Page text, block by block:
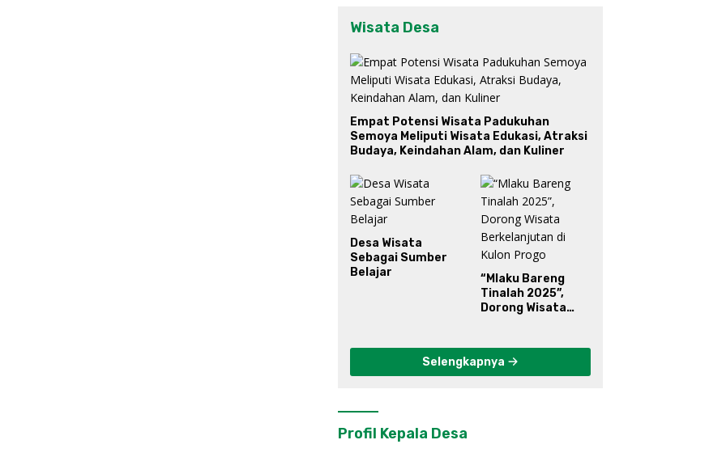
Wisata Desa
Empat Potensi Wisata Padukuhan
Semoya Meliputi Wisata Edukasi, Atraksi
Budaya, Keindahan Alam, dan Kuliner
Desa Wisata
Sebagai Sumber
Belajar
“Mlaku Bareng
Tinalah 2025”,
Dorong Wisata
Selengkapnya
Profil Kepala Desa